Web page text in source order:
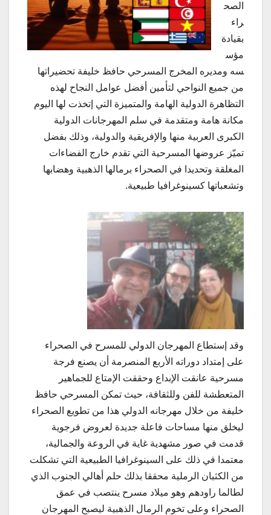
الصح
راء
بقيادة
مؤس
سه ومديره المخرج المسرحي حافظ خليفة تحضيراتها
من جميع النواحي لتأمين أفضل عوامل النجاح لهذه
التظاهرة الدولية الهامة والمتميزة التي إتخذت لها اليوم
مكانة هامة ومتقدمة في سلم المهرجانات الدولية
الكبرى العربية منها والإفريقية والدولية، وذلك بفضل
تميّز عروضها المسرحية التي تقدم خارج الفضاءات
المغلقة وتحديدا في الصحراء برمالها الذهبية وهضابها
وتشعباتها كسينوغرافيا طبيعية.
وقد إستطاع المهرجان الدولي للمسرح في الصحراء
على إمتداد دوراته الأربع المنصرمة أن يصنع فرجة
مسرحية عانقت الإبداع وحققت الإمتاع للجماهير
المتعطشة للفن وللثقافة، حيث تمكن المسرحي حافظ
خليفة من خلال مهرجانه الدولي هذا من تطويع الصحراء
ليخلق منها مساحات فاعلة جديدة لعروض فرجوية
قدمت في صور مشهدية غاية في الروعة والجمالية،
معتمدا في ذلك على السينوغرافيا الطبيعية التي تشكلت
من الكثبان الرملية محققا بذلك حلم أهالي الجنوب الذي
لطالما راودهم وهو ميلاد مسرح ينتصب في عمق
الصحراء وعلى تخوم الرمال الذهبية ليصبح المهرجان